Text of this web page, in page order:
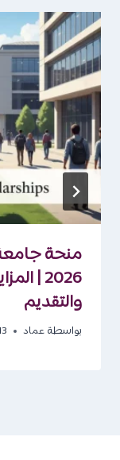
منحة
2026
والتقديم
بواسطة عماد 13